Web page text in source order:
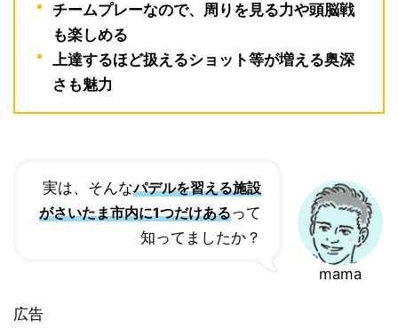
チームプレーなので、周りを見る力や頭脳戦
も楽しめる
上達するほど扱えるショット等が増える奥深
さも魅力
mama
実は、そんなパデルを習える施設
がさいたま市内に1つだけあるって
知ってましたか？
広告